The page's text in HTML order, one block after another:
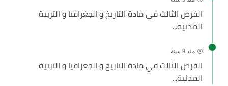
الفرض الثالث في مادة التاريخ و الجغرافيا و التربية
المدنية...
منذ 9 سنة
الفرض الثالث في مادة التاريخ و الجغرافيا و التربية
المدنية...